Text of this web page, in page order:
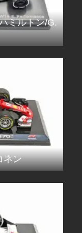
ミルトン/G.
ネン